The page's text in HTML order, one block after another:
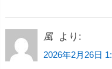
風 より:
2026年2月26日